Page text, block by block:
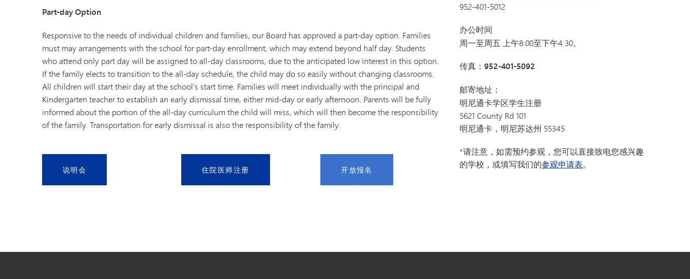
Part-day Option
Responsive to the needs of individual children and families, our Board has approved a part-day option. Families
must may arrangements with the school for part-day enrollment, which may extend beyond half day. Students
who attend only part day will be assigned to all-day classrooms, due to the anticipated low interest in this option.
If the family elects to transition to the all-day schedule, the child may do so easily without changing classrooms.
All children will start their day at the school’s start time. Families will meet individually with the principal and
Kindergarten teacher to establish an early dismissal time, either mid-day or early afternoon. Parents will be fully
informed about the portion of the all-day curriculum the child will miss, which will then become the responsibility
of the family. Transportation for early dismissal is also the responsibility of the family.
说明会 住院医师注册 开放报名
952-401-5012
办公时间
周一至周五 上午8:00至下午4:30。
传真：952-401-5092
邮寄地址 ：
明尼通卡学区学生注册
5621 County Rd 101
明尼通卡，明尼苏达州 55345
*请注意，如需预约参观，您可以直接致电您感兴趣
的学校，或填写我们的参观申请表。